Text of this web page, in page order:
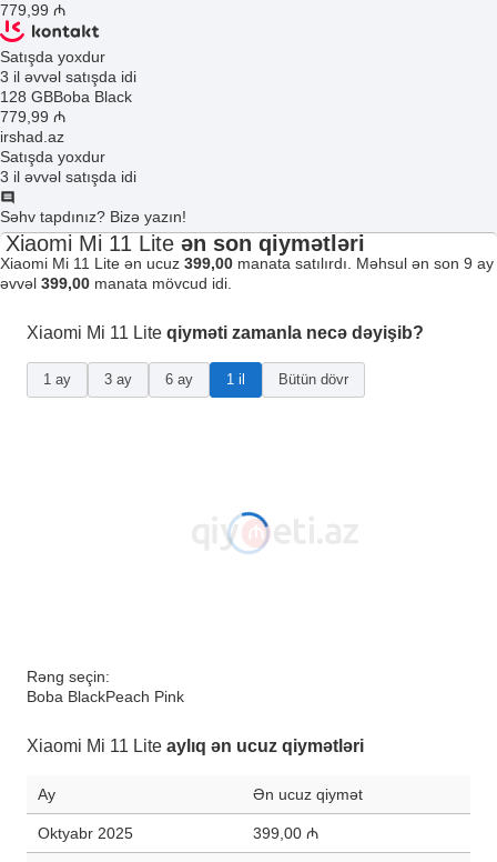
779 ,99 ₼
Satışda yoxdur
3 il əvvəl satışda idi
128 GBBoba Black
779 ,99 ₼
irshad.az
Satışda yoxdur
3 il əvvəl satışda idi
Səhv tapdınız? Bizə yazın!
Xiaomi Mi 11 Lite ən son qiymətləri
Xiaomi Mi 11 Lite ən ucuz 399,00 manata satılırdı. Məhsul ən son 9 ay
əvvəl 399,00 manata mövcud idi.
Xiaomi Mi 11 Lite qiyməti zamanla necə dəyişib?
1 ay 3 ay 6 ay 1 il Bütün dövr
Rəng seçin:
Boba BlackPeach Pink
Xiaomi Mi 11 Lite aylıq ən ucuz qiymətləri
Ay Ən ucuz qiymət
Oktyabr 2025 399,00 ₼